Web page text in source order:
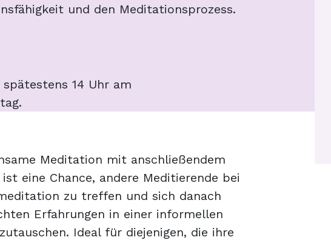
und den Meditationsprozess.
14 Uhr am
Meditation mit anschließendem
ist eine Chance, andere Meditierende bei
zu treffen und sich danach
Erfahrungen in einer informellen
Ideal für diejenigen, die ihre